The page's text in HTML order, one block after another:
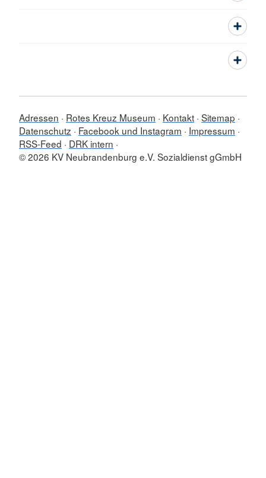
Adressen Rotes Kreuz Museum Kontakt Sitemap
Datenschutz
Facebook und Instagram
Impressum
RSS-Feed
DRK intern
© 2026 KV Neubrandenburg e.V. Sozialdienst gGmbH